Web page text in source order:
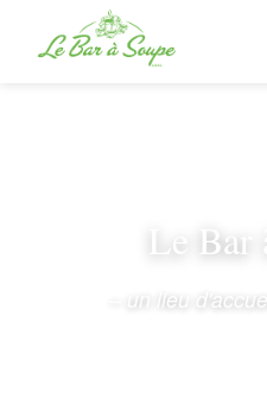
Le
– un lieu